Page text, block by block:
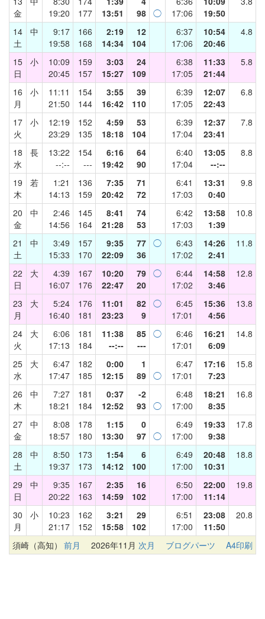
金
19:20
177
13:51
98 ◯
17:06
19:50
14
土
中
9:17
19:58
166
168
2:19
14:34
12
104
6:37
17:06
10:54
20:46
4.8
15
日
小
10:09
20:45
159
157
3:03
15:27
24
109
6:38
17:05
11:33
21:44
5.8
16
月
小
11:11
21:50
154
144
3:55
16:42
39
110
6:39
17:05
12:07
22:43
6.8
17
火
小
12:19
23:29
152
135
4:59
18:18
53
104
6:39
17:04
12:37
23:41
7.8
18
水
長
13:22
--:--
154
---
6:16
19:42
64
90
6:40
17:04
13:05
--:--
8.8
19
木
若
1:21
14:13
136
159
7:35
20:42
71
72
6:41
17:03
13:31
0:40
9.8
20
金
中
2:46
14:56
145
164
8:41
21:28
74
53
6:42
17:03
13:58
1:39
10.8
21
土
中
3:49
15:33
157
170
9:35
22:09
77
36
◯
6:43
17:02
14:26
2:41
11.8
22
日
大
4:39
16:07
167
176
10:20
22:47
79
20
◯
6:44
17:02
14:58
3:46
12.8
23
月
大
5:24
16:40
176
181
11:01
23:23
82
9
◯
6:45
17:01
15:36
4:56
13.8
24
火
大
6:06
17:13
181
184
11:38
--:--
85
---
◯
6:46
17:01
16:21
6:09
14.8
25
水
大
6:47
17:47
182
185
0:00
12:15
1
89 ◯
6:47
17:01
17:16
7:23
15.8
26
木
中
7:27
18:21
181
184
0:37
12:52
-2
93 ◯
6:48
17:00
18:21
8:35
16.8
27
金
中
8:08
18:57
178
180
1:15
13:30
0
97 ◯
6:49
17:00
19:33
9:38
17.8
28
土
中
8:50
19:37
173
173
1:54
14:12
6
100
6:49
17:00
20:48
10:31
18.8
29
日
中
9:35
20:22
167
163
2:35
14:59
16
102
6:50
17:00
22:00
11:14
19.8
30
月
小
10:23
21:17
162
152
3:21
15:58
29
102
6:51
17:00
23:08
11:50
20.8
須崎（高知） 前月 2026年11月 次月 ブログパーツ A4印刷